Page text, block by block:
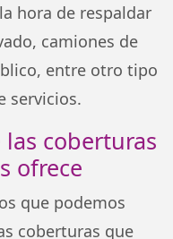
hora de respaldar
camiones de
entre otro tipo
servicios.
coberturas
ofrece
que podemos
coberturas que